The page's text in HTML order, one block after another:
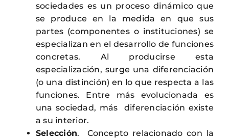
sociedades es un proceso dinámico que
se produce en la medida en que sus
partes (componentes o instituciones) se
especializan en el desarrollo de funciones
concretas. Al producirse esta
especialización, surge una diferenciación
(o una distinción) en lo que respecta a las
funciones. Entre más evolucionada es
una sociedad, más diferenciación existe
a su interior.
Selección. Concepto relacionado con la